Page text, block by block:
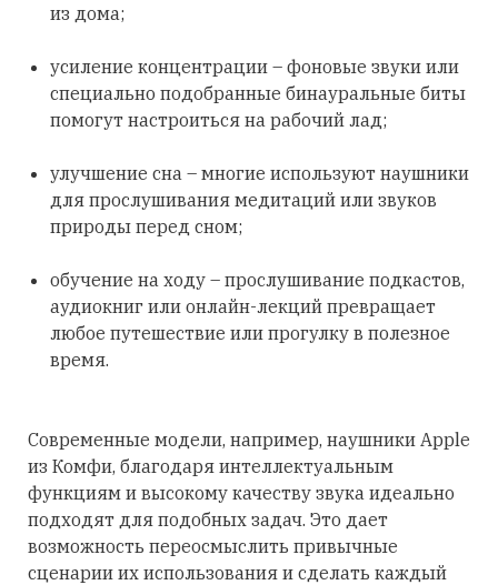
из дома;
усиление концентрации – фоновые звуки или
специально подобранные бинауральные биты
помогут настроиться на рабочий лад;
улучшение сна – многие используют наушники
для прослушивания медитаций или звуков
природы перед сном;
обучение на ходу – прослушивание подкастов,
аудиокниг или онлайн-лекций превращает
любое путешествие или прогулку в полезное
время.
Современные модели, например, наушники Apple
из Комфи, благодаря интеллектуальным
функциям и высокому качеству звука идеально
подходят для подобных задач. Это дает
возможность переосмыслить привычные
сценарии их использования и сделать каждый